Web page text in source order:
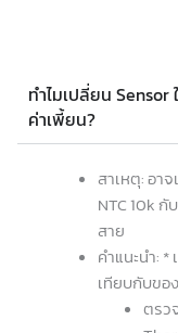
ทำไมเปลี่ยน Sensor
ค่าเพี้ยน?
สาเหตุ: อา
NTC 10k
สาย
คำแนะนำ: *
เทียบกับข
ตรว